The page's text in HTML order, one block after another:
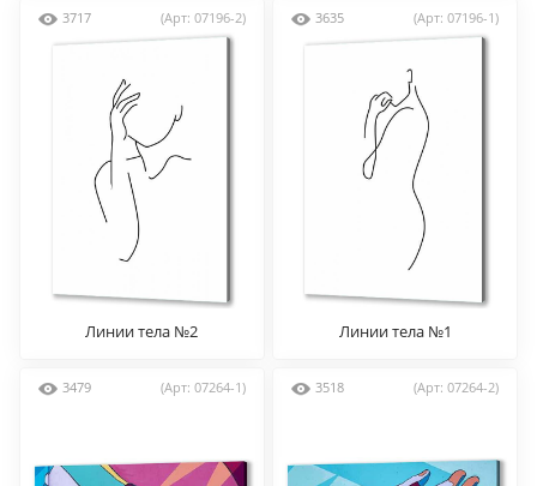
3717 (Арт: 07196-2)
Линии тела №2
3635 (Арт: 07196-1)
Линии тела №1
3479 (Арт: 07264-1) 3518 (Арт: 07264-2)